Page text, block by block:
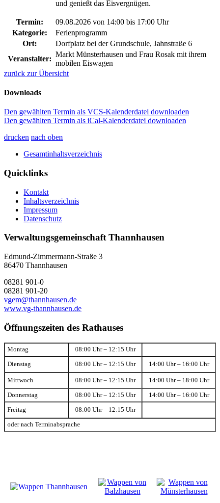
und genießt das Eisvergnügen.
Termin: 09.08.2026 von 14:00 bis 17:00 Uhr
Kategorie:
Ferienprogramm
Ort:
Dorfplatz bei der Grundschule, Jahnstraße 6
Veranstalter:
Markt Münsterhausen und Frau Rosak mit ihrem
mobilen Eiswagen
zurück zur Übersicht
Downloads
Den gewählten Termin als VCS-Kalenderdatei downloaden
Den gewählten Termin als iCal-Kalenderdatei downloaden
drucken nach oben
Gesamtinhaltsverzeichnis
Quicklinks
Kontakt
Inhaltsverzeichnis
Impressum
Datenschutz
Verwaltungsgemeinschaft Thannhausen
Edmund-Zimmermann-Straße 3
86470 Thannhausen
08281 901-0
08281 901-20
vgem@thannhausen.de
www.vg-thannhausen.de
Öffnungszeiten des Rathauses
Montag 08:00 Uhr – 12:15 Uhr
Dienstag 08:00 Uhr – 12:15 Uhr 14:00 Uhr – 16:00 Uhr
Mittwoch 08:00 Uhr – 12:15 Uhr 14:00 Uhr – 18:00 Uhr
Donnerstag 08:00 Uhr – 12:15 Uhr 14:00 Uhr – 16:00 Uhr
Freitag 08:00 Uhr – 12:15 Uhr
oder nach Terminabsprache